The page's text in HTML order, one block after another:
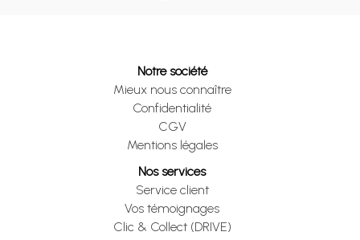
Notre société
Mieux nous connaître
Confidentialité
CGV
Mentions légales
Nos services
Service client
Vos témoignages
Clic & Collect (DRIVE)